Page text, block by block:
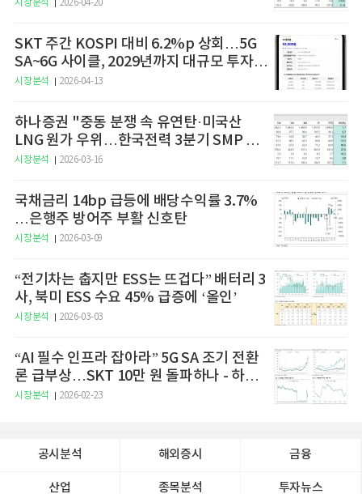
시장분석 2026-04-20
SKT 주간 KOSPI 대비 6.2%p 상회…5G
SA~6G 사이클, 2029년까지 대규모 투자
예고
시장분석 2026-04-13
하나증권 "중동 분쟁 속 유연탄·미국산
LNG 원가 우위…한국전력 3분기 SMP 상
승 전망"
시장분석 2026-03-16
국채금리 14bp 급등에 배당수익률 3.7%
…은행주 방어주 부활 신호탄
시장분석 2026-03-09
“전기차는 춥지만 ESS는 뜨겁다” 배터리 3
사, 북미 ESS 수요 45% 급증에 ‘올인’
시장분석 2026-03-03
“AI 필수 인프라 잡아라” 5G SA 조기 전환
론 급부상…SKT 10만 원 돌파하나 - 하나
증권
시장분석 2026-02-23
공시분석 해외증시 금융
산업 종목분석 투자뉴스